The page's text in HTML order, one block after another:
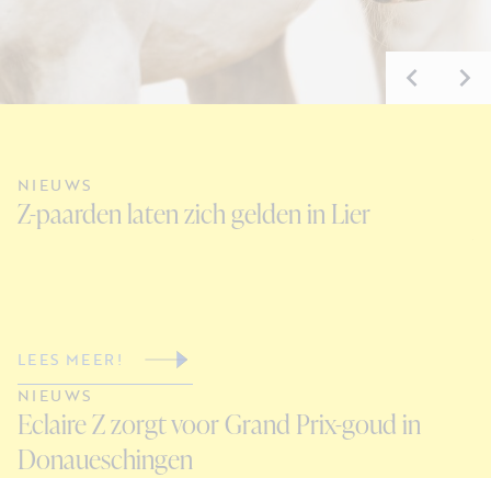
NIEUWS
Z-paarden laten zich gelden in Lier
LEES MEER!
NIEUWS
Eclaire Z zorgt voor Grand Prix-goud in
Donaueschingen